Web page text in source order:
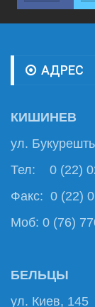
АДРЕС
КИШИНЕВ
ул.
Тел: 0 (22)
Факс: 0 (22)
Моб: 0 (76)
БЕЛЬЦЫ
ул. Киев, 145